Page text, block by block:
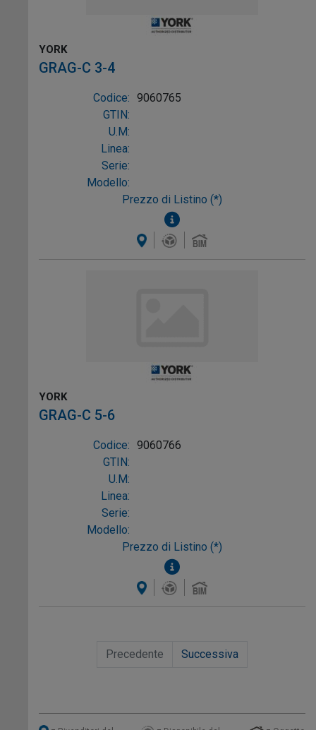
YORK
GRAG-C 3-4
Codice: 9060765
GTIN:
U.M:
Linea:
Serie:
Modello:
Prezzo di Listino (*)
YORK
GRAG-C 5-6
Codice: 9060766
GTIN:
U.M:
Linea:
Serie:
Modello:
Prezzo di Listino (*)
Precedente Successiva